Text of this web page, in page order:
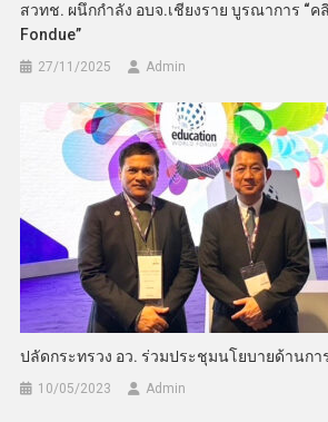
สวทช. ผนึกกำลัง อบจ.เชียงราย บูรณาการ “
Fondue”
27/11/2025 Admin
ปลัดกระทรวง อว. ร่วมประชุมนโยบายด้านก
10/05/2023 Admin